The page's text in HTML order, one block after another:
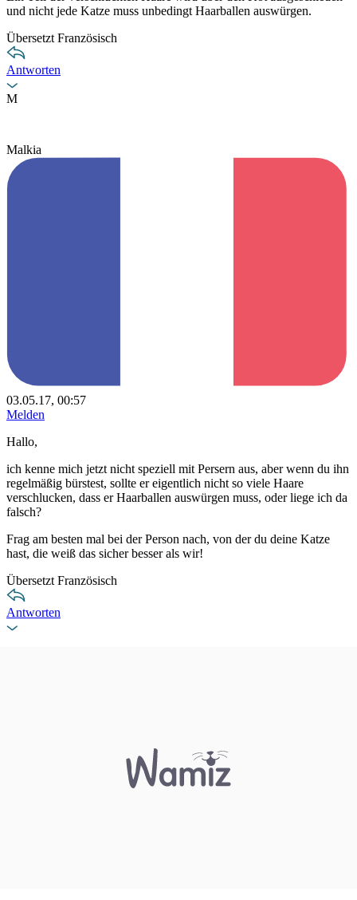
und nicht jede Katze muss unbedingt Haarballen auswürgen.
Übersetzt Französisch
Antworten
M
Malkia
03.05.17, 00:57
Melden
Hallo,
ich kenne mich jetzt nicht speziell mit Persern aus, aber wenn du ihn
regelmäßig bürstest, sollte er eigentlich nicht so viele Haare
verschlucken, dass er Haarballen auswürgen muss, oder liege ich da
falsch?
Frag am besten mal bei der Person nach, von der du deine Katze
hast, die weiß das sicher besser als wir!
Übersetzt Französisch
Antworten